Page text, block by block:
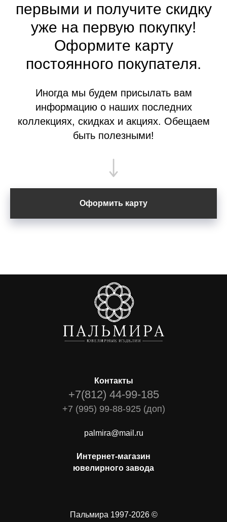
первыми и получите скидку
уже на первую покупку!
Оформите карту
постоянного покупателя.
Иногда мы будем присылать вам
информацию о наших последних
коллекциях, скидках и акциях. Обещаем
быть полезными!
Оформить карту
Контакты
+7(812) 44-99-185
+7 (995) 99-88-925 (доп)
palmira@mail.ru
Интернет-магазин
ювелирного завода
Пальмира 1997-2026 ©